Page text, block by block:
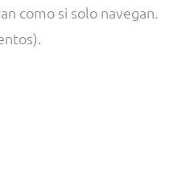
como si solo navegan.